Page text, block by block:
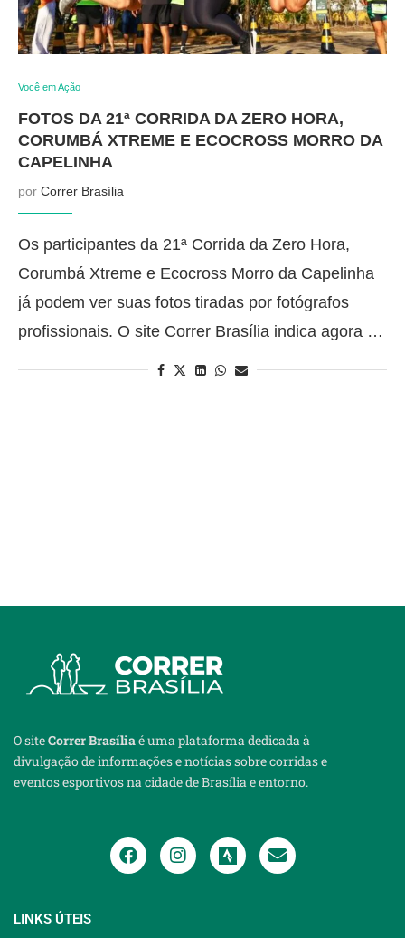
Você em Ação
FOTOS DA 21ª CORRIDA DA ZERO HORA,
CORUMBÁ XTREME E ECOCROSS MORRO DA
CAPELINHA
por Correr Brasília
Os participantes da 21ª Corrida da Zero Hora,
Corumbá Xtreme e Ecocross Morro da Capelinha
já podem ver suas fotos tiradas por fotógrafos
profissionais. O site Correr Brasília indica agora …
O siteCorrer Brasíliaé uma plataforma dedicada à
divulgação de informações e notícias sobre corridas e
eventos esportivos na cidade de Brasília e entorno.
LINKS ÚTEIS